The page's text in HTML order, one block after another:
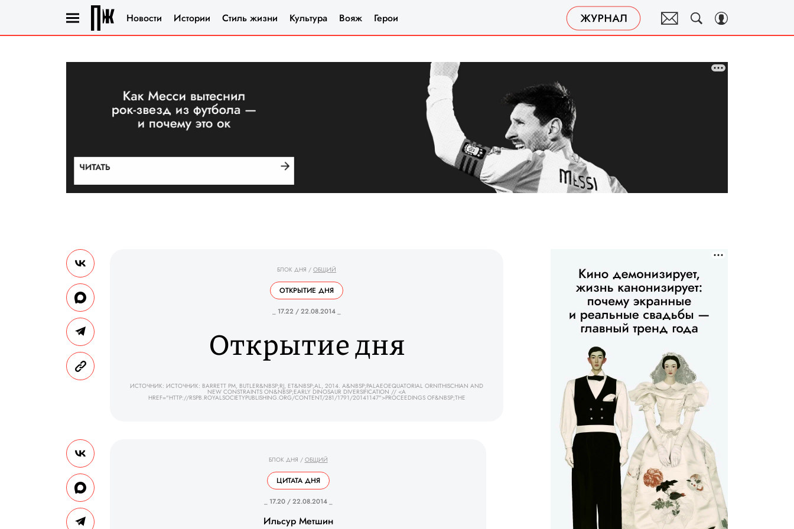
Новости Истории Стиль жизни Культура Вояж Герои
БЛОК ДНЯ / ОБЩИЙ
ОТКРЫТИЕ ДНЯ
_ 17.22 / 22.08.2014 _
Открытие дня
ИСТОЧНИК: ИСТОЧНИК: BARRETT PM, BUTLER&NBSP;RJ, ET&NBSP;AL, 2014. A&NBSP;PALAEOEQUATORIAL ORNITHISCHIAN AND
NEW CONSTRAINTS ON&NBSP;EARLY DINOSAUR DIVERSIFICATION // <A
HREF="HTTP://RSPB.ROYALSOCIETYPUBLISHING.ORG/CONTENT/281/1791/20141147">PROCEEDINGS OF&NBSP;THE
БЛОК ДНЯ / ОБЩИЙ
ЦИТАТА ДНЯ
_ 17.20 / 22.08.2014 _
Ильсур Метшин